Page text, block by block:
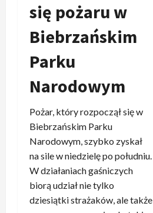
się pożaru w
Biebrzańskim
Parku
Narodowym
Pożar, który rozpoczął się w
Biebrzańskim Parku
Narodowym, szybko zyskał
na sile w niedzielę po południu.
W działaniach gaśniczych
biorą udział nie tylko
dziesiątki strażaków, ale także